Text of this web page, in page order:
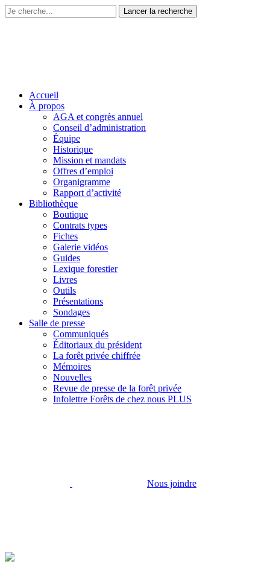
Accueil
À propos
AGA et congrès annuel
Conseil d’administration
Équipe
Historique
Mission et mandats
Offres d’emploi
Organigramme
Rapport d’activité
Bibliothèque
Boutique
Contrats types
Fiches
Galerie vidéos
Guides
Lexique forestier
Livres
Outils
Présentations
Sondages
Salle de presse
Communiqués
Éditoriaux du président
La forêt privée chiffrée
Mémoires
Nouvelles
Revue de presse de la forêt privée
Infolettre Forêts de chez nous PLUS
Nous joindre